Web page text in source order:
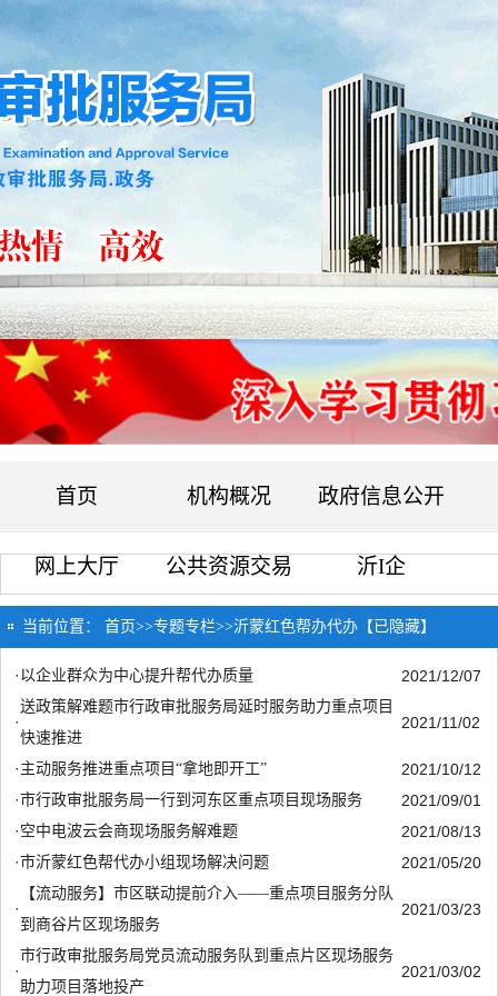
首页 机构概况 政府信息公开
网上大厅 公共资源交易 沂I企
当前位置： 首页>>专题专栏>>沂蒙红色帮办代办【已隐藏】
· 以企业群众为中心提升帮代办质量 2021/12/07
·
送政策解难题市行政审批服务局延时服务助力重点项目
快速推进
2021/11/02
· 主动服务推进重点项目“拿地即开工”
2021/10/12
·市行政审批服务局一行到河东区重点项目现场服务
2021/09/01
· 空中电波云会商现场服务解难题
2021/08/13
·市沂蒙红色帮代办小组现场解决问题 2021/05/20
·
【流动服务】市区联动提前介入——重点项目服务分队
到商谷片区现场服务
2021/03/23
·
市行政审批服务局党员流动服务队到重点片区现场服务
助力项目落地投产
2021/03/02